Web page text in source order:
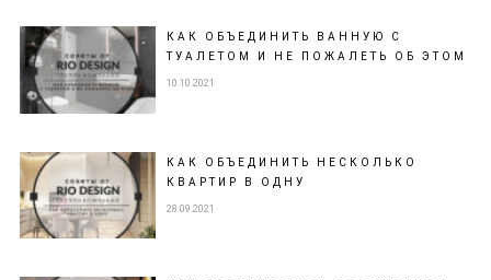
КАК ОБЪЕДИНИТЬ ВАННУЮ С
ТУАЛЕТОМ И НЕ ПОЖАЛЕТЬ ОБ ЭТОМ
10.10.2021
КАК ОБЪЕДИНИТЬ НЕСКОЛЬКО
КВАРТИР В ОДНУ
28.09.2021